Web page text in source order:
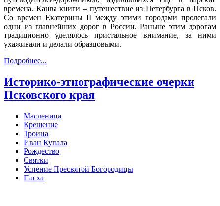
времена. Канва книги – путешествие из Петербурга в Псков.
Со времен Екатерины II между этими городами пролегали
одни из главнейших дорог в России. Раньше этим дорогам
традиционно уделялось пристальное внимание, за ними
ухаживали и делали образцовыми.
Подробнее...
Историко-этнографические очерки
Псковского края
Масленица
Крещение
Троица
Иван Купала
Рождество
Святки
Успение Пресвятой Богородицы
Пасха